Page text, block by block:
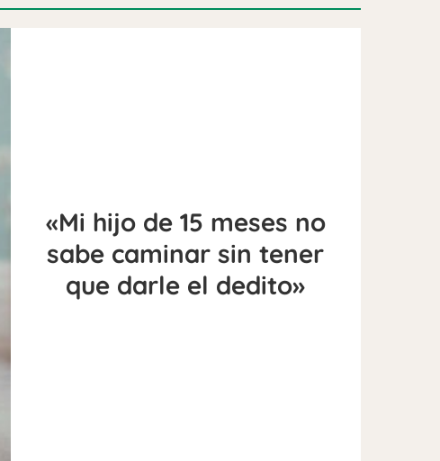
«Mi hijo de 15 meses no
sabe caminar sin tener
que darle el dedito»